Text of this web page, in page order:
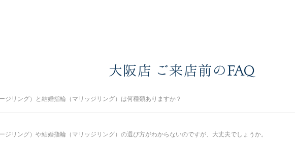
大阪店 ご来店前のFAQ
ジリング）と結婚指輪（マリッジリング）は何種類ありますか？
ジリング）や結婚指輪（マリッジリング）の選び方がわからないのですが、大丈夫でしょうか。